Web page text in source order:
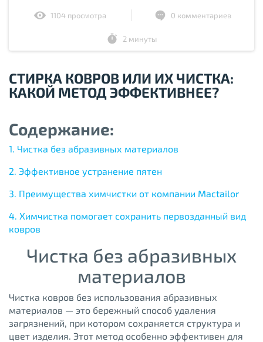
1104 просмотра 0 комментариев
2 минуты
СТИРКА КОВРОВ ИЛИ ИХ ЧИСТКА:
КАКОЙ МЕТОД ЭФФЕКТИВНЕЕ?
Содержание:
1. Чистка без абразивных материалов
2. Эффективное устранение пятен
3. Преимущества химчистки от компании Mactailor
4. Химчистка помогает сохранить первозданный вид
ковров
Чистка без абразивных
материалов
Чистка ковров без использования абразивных
материалов — это бережный способ удаления
загрязнений, при котором сохраняется структура и
цвет изделия. Этот метод особенно эффективен для